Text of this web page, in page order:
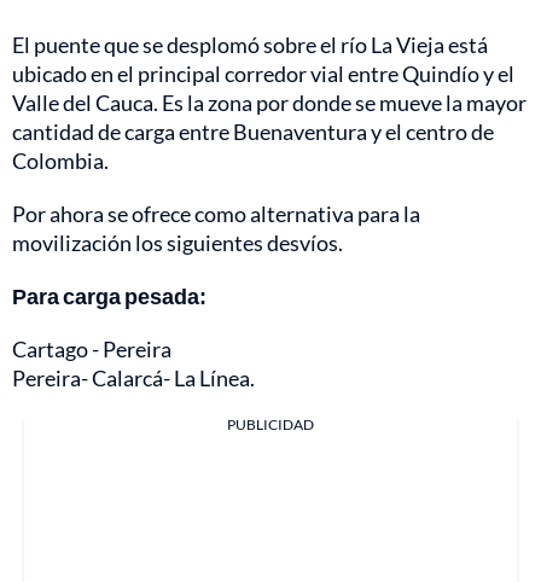
El puente que se desplomó sobre el río La Vieja está
ubicado en el principal corredor vial entre Quindío y el
Valle del Cauca. Es la zona por donde se mueve la mayor
cantidad de carga entre Buenaventura y el centro de
Colombia.
Por ahora se ofrece como alternativa para la
movilización los siguientes desvíos.
Para carga pesada:
Cartago - Pereira
Pereira- Calarcá- La Línea.
PUBLICIDAD